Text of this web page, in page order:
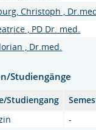
Christoph ,
, PD Dr. med.
, Dr.med.
Studiengänge
Studiengang
-